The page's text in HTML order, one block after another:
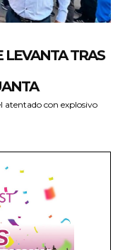
LEVANTA TRAS
atentado con explosivo